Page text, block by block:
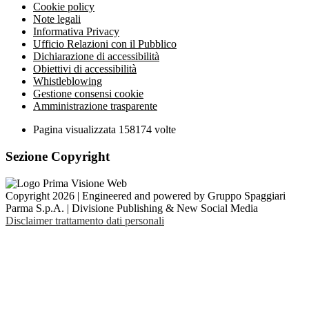
Cookie policy
Note legali
Informativa Privacy
Ufficio Relazioni con il Pubblico
Dichiarazione di accessibilità
Obiettivi di accessibilità
Whistleblowing
Gestione consensi cookie
Amministrazione trasparente
Pagina visualizzata 158174 volte
Sezione Copyright
Copyright 2026 | Engineered and powered by Gruppo Spaggiari
Parma S.p.A. | Divisione Publishing & New Social Media
Disclaimer trattamento dati personali